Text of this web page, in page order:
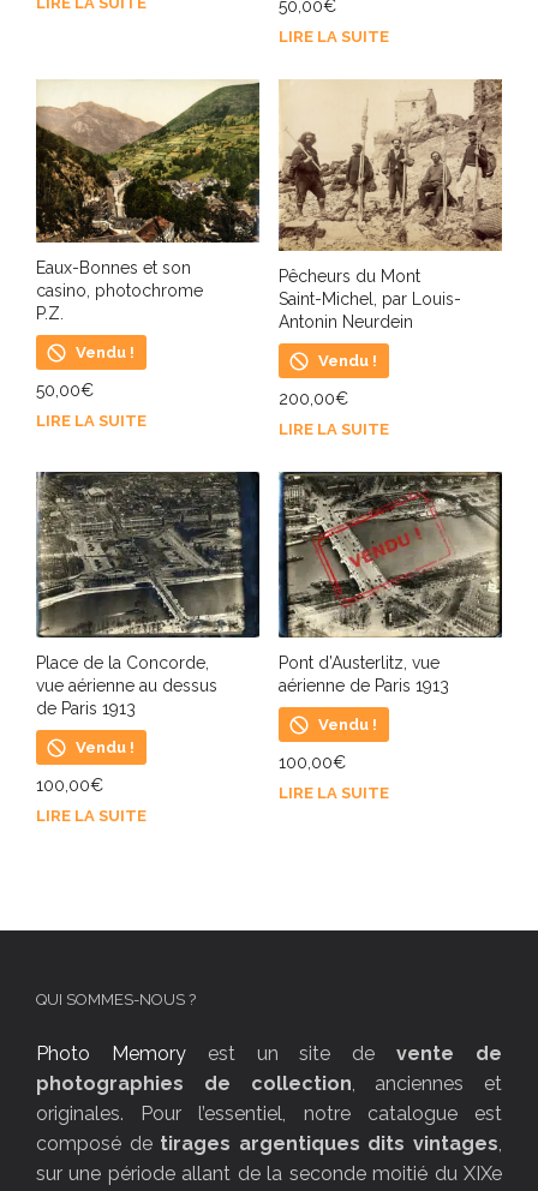
50,00€
LIRE LA SUITE
Eaux-Bonnes et son
casino, photochrome
P.Z.
Vendu !
50,00€
LIRE LA SUITE
Pêcheurs du Mont
Saint-Michel, par Louis-
Antonin Neurdein
Vendu !
200,00€
LIRE LA SUITE
Place de la Concorde,
vue aérienne au dessus
de Paris 1913
Vendu !
100,00€
LIRE LA SUITE
Pont d’Austerlitz, vue
aérienne de Paris 1913
Vendu !
100,00€
LIRE LA SUITE
QUI SOMMES-NOUS ?
Photo Memoryest un site devente de
photographies de collection, anciennes et
originales. Pour l’essentiel, notre catalogue est
composé de tirages argentiques dits vintages,
sur une période allant de la seconde moitié du XIXe